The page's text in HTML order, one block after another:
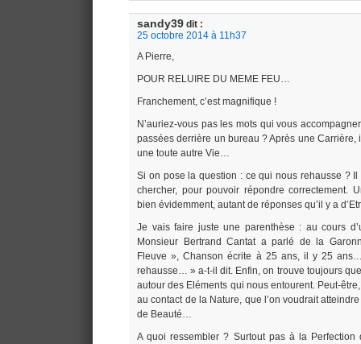
sandy39 dit :
25 octobre 2014 à 11h37
A Pierre,
POUR RELUIRE DU MEME FEU…
Franchement, c’est magnifique !
N’auriez-vous pas les mots qui vous
passées derrière un bureau ? Après une Carrière,
une toute autre Vie…
Si on pose la question : ce qui nous rehausse ?
chercher, pour pouvoir répondre correctement.
bien évidemment, autant de réponses qu’il y a
Je vais faire juste une parenthèse : au cours
Monsieur Bertrand Cantat a parlé de la
Fleuve », Chanson écrite à 25 ans, il y 25
rehausse… » a-t-il dit. Enfin, on trouve toujours
autour des Eléments qui nous entourent. Peut-
au contact de la Nature, que l’on voudrait
de Beauté…
A quoi ressembler ? Surtout pas à la Perfection